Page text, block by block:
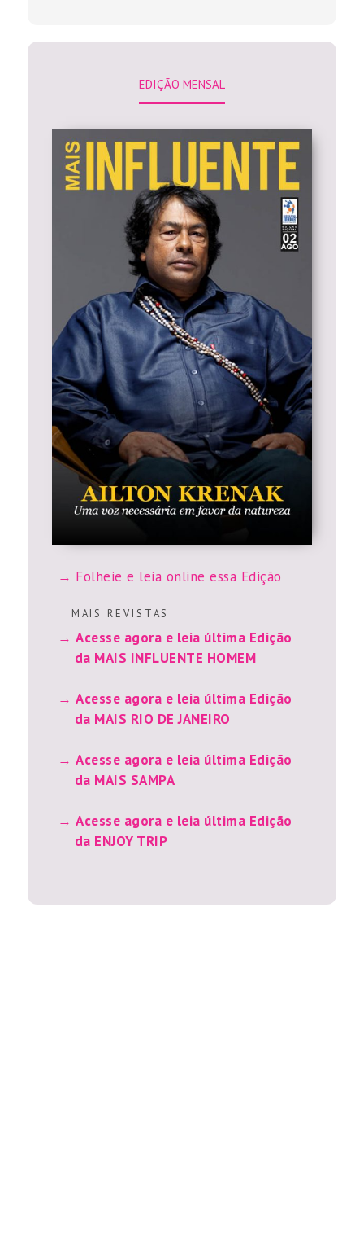
EDIÇÃO MENSAL
Folheie e leia online essa Edição
M A I S R E V I S T A S
Acesse agora e leia última Edição
da MAIS INFLUENTE HOMEM
Acesse agora e leia última Edição
da MAIS RIO DE JANEIRO
Acesse agora e leia última Edição
da MAIS SAMPA
Acesse agora e leia última Edição
da ENJOY TRIP